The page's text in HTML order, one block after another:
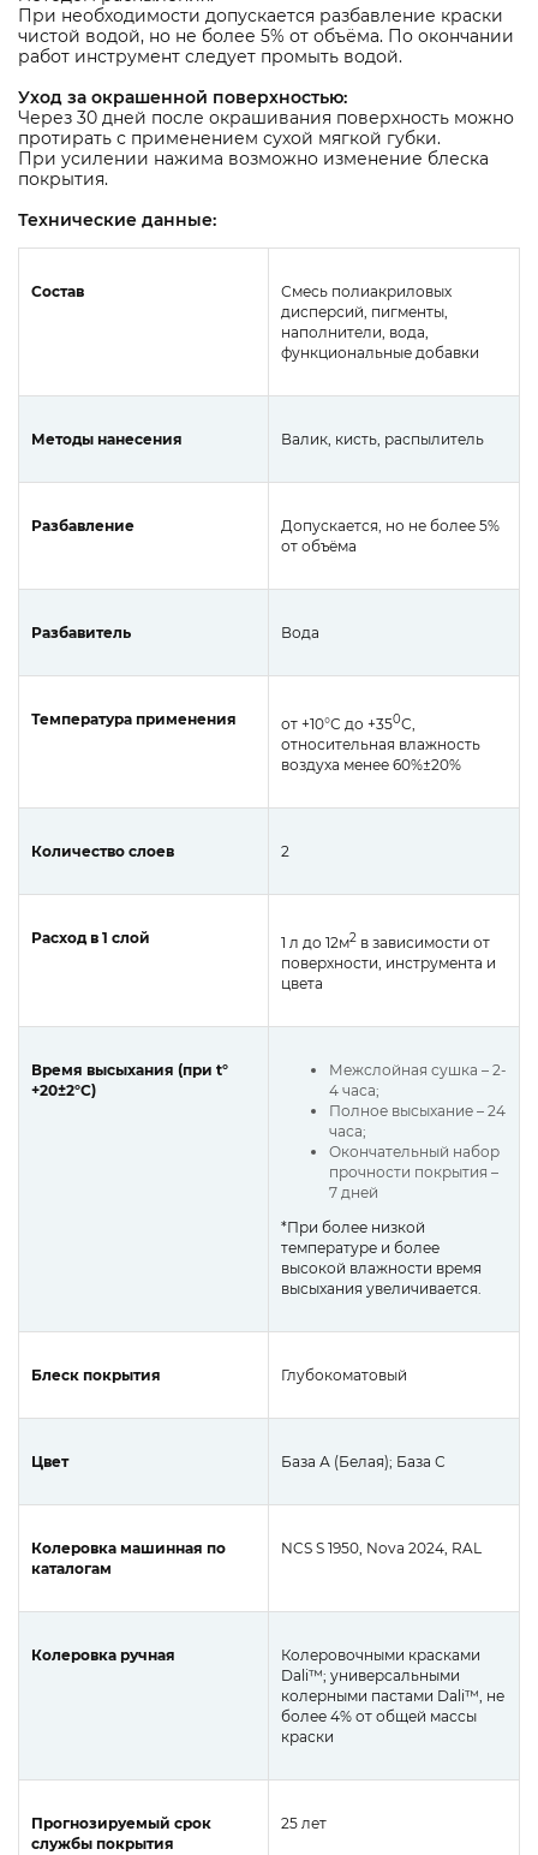
При необходимости допускается разбавление краски
чистой водой, но не более 5% от объёма. По окончании
работ инструмент следует промыть водой.
Уход за окрашенной поверхностью:
Через 30 дней после окрашивания поверхность можно
протирать с применением сухой мягкой губки.
При усилении нажима возможно изменение блеска
покрытия.
Технические данные:
Состав
Смесь полиакриловых
дисперсий, пигменты,
наполнители, вода,
функциональные добавки
Методы нанесения Валик, кисть, распылитель
Разбавление
Допускается, но не более 5%
от объёма
Разбавитель Вода
Температура применения от +10°С до +350С,
относительная влажность
воздуха менее 60%±20%
Количество слоев 2
Расход в 1 слой 1 л до 12м2 в зависимости от
поверхности, инструмента и
цвета
Время высыхания (при t°
+20±2°C)
Межслойная сушка – 2-
4 часа;
Полное высыхание – 24
часа;
Окончательный набор
прочности покрытия –
7 дней
*При более низкой
температуре и более
высокой влажности время
высыхания увеличивается.
Блеск покрытия Глубокоматовый
Цвет База А (Белая); База С
Колеровка машинная по
каталогам
NCS S 1950, Nova 2024, RAL
Колеровка ручная
Колеровочными красками
Dali™; универсальными
колерными пастами Dali™, не
более 4% от общей массы
краски
Прогнозируемый срок
службы покрытия
25 лет